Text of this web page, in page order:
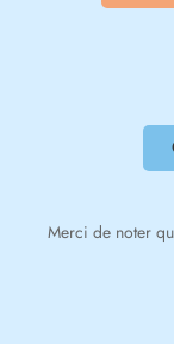
Merci de noter